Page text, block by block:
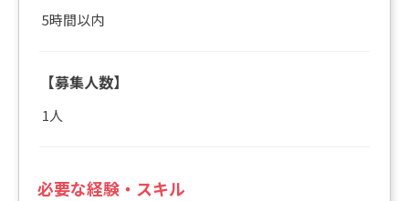
5時間以内
【募集人数】
1人
必要な経験・スキル